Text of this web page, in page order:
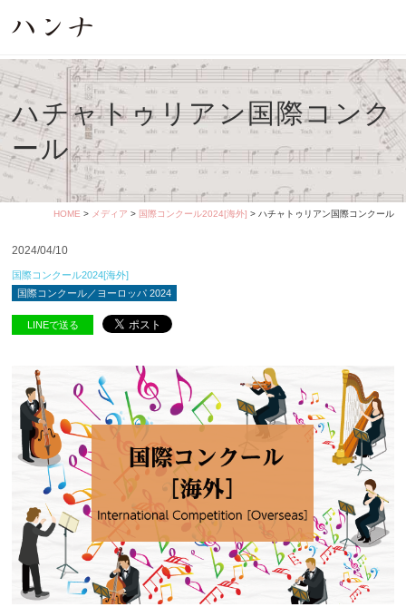
ハチャトゥリアン国際コンク
ール
HOME > メディア > 国際コンクール2024[海外] > ハチャトゥリアン国際コンクール
2024/04/10
国際コンクール2024[海外]
国際コンクール／ヨーロッパ 2024
LINEで送る